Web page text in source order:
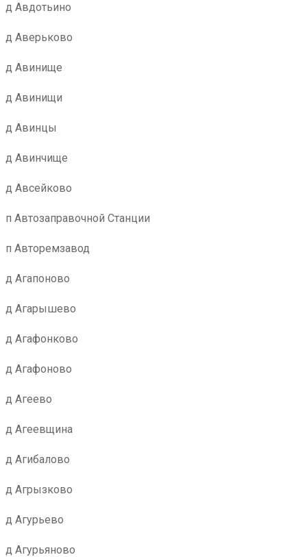
д Авдотьино
д Аверьково
д Авинище
д Авинищи
д Авинцы
д Авинчище
д Авсейково
п Автозаправочной Станции
п Авторемзавод
д Агапоново
д Агарышево
д Агафонково
д Агафоново
д Агеево
д Агеевщина
д Агибалово
д Агрызково
д Агурьево
д Агурьяново